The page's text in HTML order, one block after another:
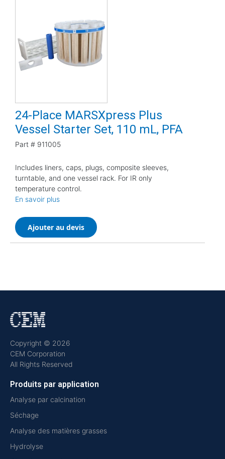
24-Place MARSXpress Plus
Vessel Starter Set, 110 mL, PFA
Part # 911005
Includes liners, caps, plugs, composite sleeves,
turntable, and one vessel rack. For IR only
temperature control.
En savoir plus
Ajouter au devis
Copyright © 2026
CEM Corporation
All Rights Reserved
Produits par application
Analyse par calcination
Séchage
Analyse des matières grasses
Hydrolyse